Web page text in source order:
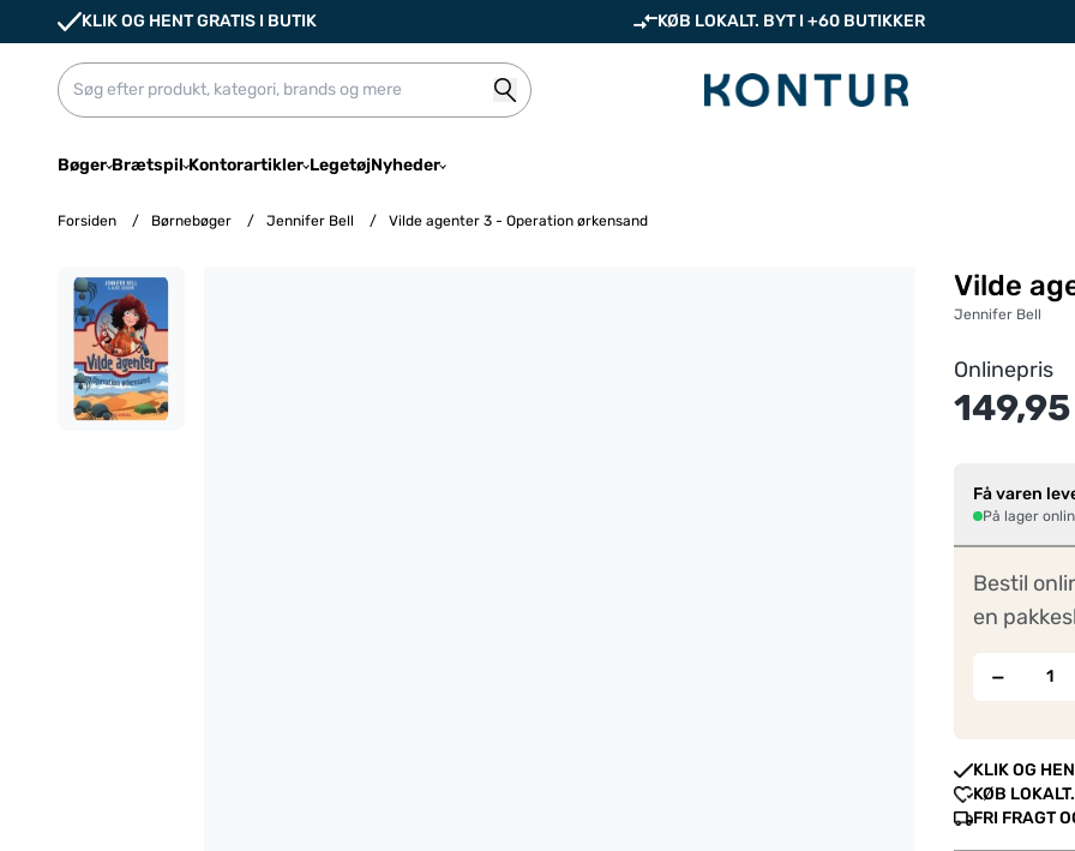
KLIK OG HENT GRATIS I BUTIK KØB LOKALT. BYT I +60 BUTIKKER
Bøger Brætspil Kontorartikler LegetøjNyheder
Forsiden / Børnebøger / Jennifer Bell / Vilde agenter 3 - Operation ørkensand
Vilde
Jennifer Bell
Onlinepris
149,95
Få varen
På lager
Bestil
en
−
KLIK OG
KØB
FRI FRAGT